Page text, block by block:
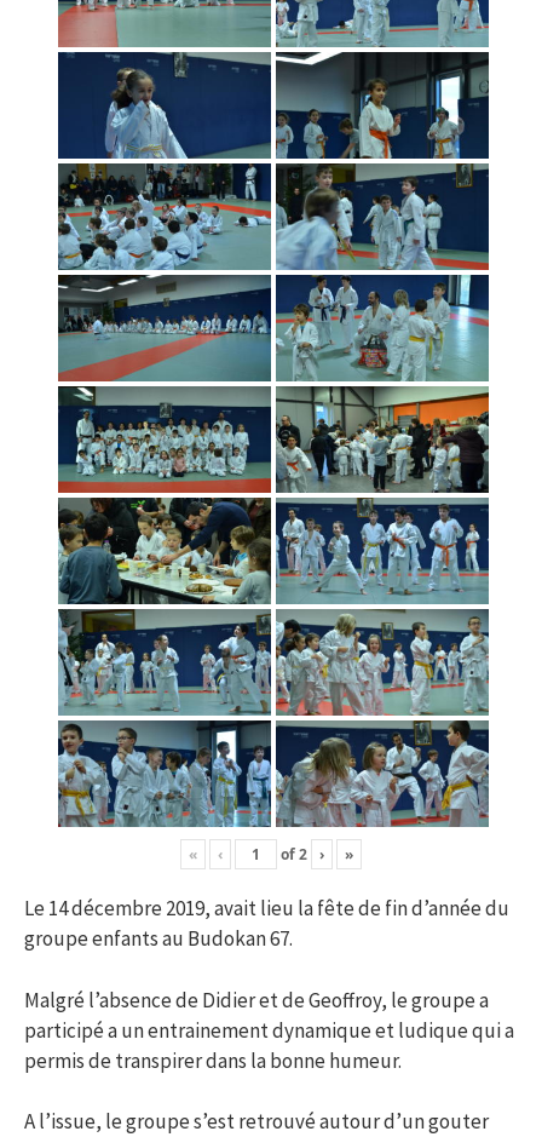
« ‹ of2 › »
Le 14 décembre 2019, avait lieu la fête de fin d’année du
groupe enfants au Budokan 67.
Malgré l’absence de Didier et de Geoffroy, le groupe a
participé a un entrainement dynamique et ludique qui a
permis de transpirer dans la bonne humeur.
A l’issue, le groupe s’est retrouvé autour d’un gouter